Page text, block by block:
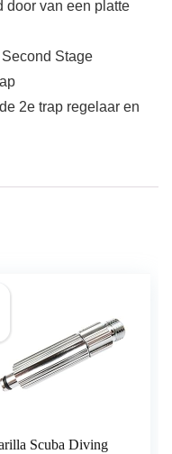
door van een platte
Stage
2e trap regelaar en
Scuba Diving